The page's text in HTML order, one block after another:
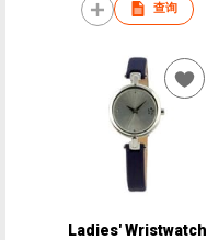
查询
Ladies' Wristwatch